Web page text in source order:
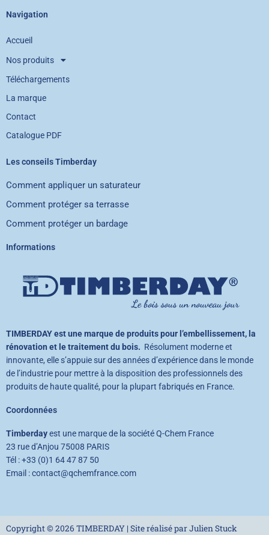
Navigation
Accueil
Nos produits
Téléchargements
La marque
Contact
Catalogue PDF
Les conseils Timberday
Comment appliquer un saturateur
Comment protéger sa terrasse
Comment protéger un bardage
Informations
TIMBERDAY est une marque de produits pour l’embellissement, la
rénovation et le traitement du bois. Résolument moderne et
innovante, elle s’appuie sur des années d’expérience dans le monde
de l’industrie pour mettre à la disposition des professionnels des
produits de haute qualité, pour la plupart fabriqués en France.
Coordonnées
Timberdayest une marque de la société Q-Chem France
23 rue d’Anjou 75008 PARIS
Tél : +33 (0)1 64 47 87 50
Email : contact@qchemfrance.com
Copyright © 2026 TIMBERDAY | Site réalisé par Julien Stuck